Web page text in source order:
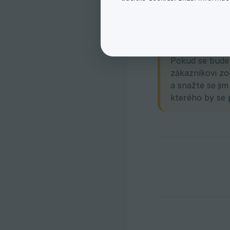
Co se stane
Pokud se
zákazníkovi
a snažte se
kterého by se